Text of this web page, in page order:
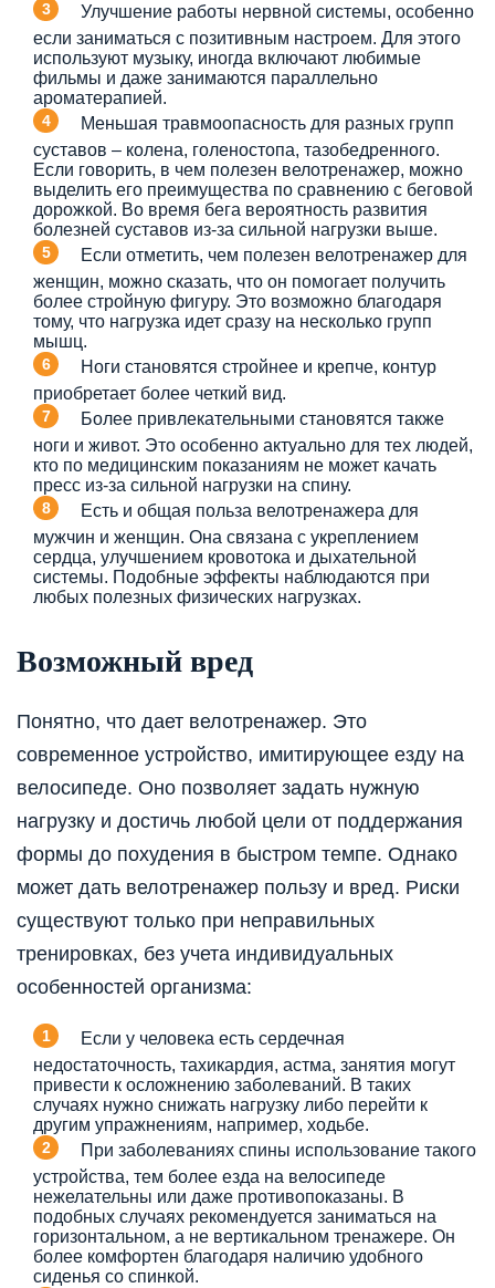
Улучшение работы нервной системы, особенно
если заниматься с позитивным настроем. Для этого
используют музыку, иногда включают любимые
фильмы и даже занимаются параллельно
ароматерапией.
Меньшая травмоопасность для разных групп
суставов – колена, голеностопа, тазобедренного.
Если говорить, в чем полезен велотренажер, можно
выделить его преимущества по сравнению с беговой
дорожкой. Во время бега вероятность развития
болезней суставов из-за сильной нагрузки выше.
Если отметить, чем полезен велотренажер для
женщин, можно сказать, что он помогает получить
более стройную фигуру. Это возможно благодаря
тому, что нагрузка идет сразу на несколько групп
мышц.
Ноги становятся стройнее и крепче, контур
приобретает более четкий вид.
Более привлекательными становятся также
ноги и живот. Это особенно актуально для тех людей,
кто по медицинским показаниям не может качать
пресс из-за сильной нагрузки на спину.
Есть и общая польза велотренажера для
мужчин и женщин. Она связана с укреплением
сердца, улучшением кровотока и дыхательной
системы. Подобные эффекты наблюдаются при
любых полезных физических нагрузках.
Возможный вред
Понятно, что дает велотренажер. Это
современное устройство, имитирующее езду на
велосипеде. Оно позволяет задать нужную
нагрузку и достичь любой цели от поддержания
формы до похудения в быстром темпе. Однако
может дать велотренажер пользу и вред. Риски
существуют только при неправильных
тренировках, без учета индивидуальных
особенностей организма:
Если у человека есть сердечная
недостаточность, тахикардия, астма, занятия могут
привести к осложнению заболеваний. В таких
случаях нужно снижать нагрузку либо перейти к
другим упражнениям, например, ходьбе.
При заболеваниях спины использование такого
устройства, тем более езда на велосипеде
нежелательны или даже противопоказаны. В
подобных случаях рекомендуется заниматься на
горизонтальном, а не вертикальном тренажере. Он
более комфортен благодаря наличию удобного
сиденья со спинкой.